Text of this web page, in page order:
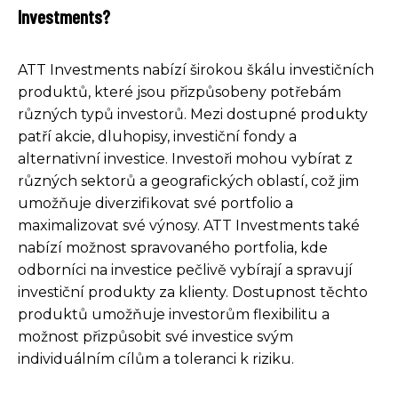
Investments?
ATT Investments nabízí širokou škálu investičních
produktů, které jsou přizpůsobeny potřebám
různých typů investorů. Mezi dostupné produkty
patří akcie, dluhopisy, investiční fondy a
alternativní investice. Investoři mohou vybírat z
různých sektorů a geografických oblastí, což jim
umožňuje diverzifikovat své portfolio a
maximalizovat své výnosy. ATT Investments také
nabízí možnost spravovaného portfolia, kde
odborníci na investice pečlivě vybírají a spravují
investiční produkty za klienty. Dostupnost těchto
produktů umožňuje investorům flexibilitu a
možnost přizpůsobit své investice svým
individuálním cílům a toleranci k riziku.